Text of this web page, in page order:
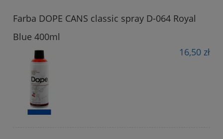
Farba DOPE CANS classic spray D-064 Royal
Blue 400ml
16,50 zł